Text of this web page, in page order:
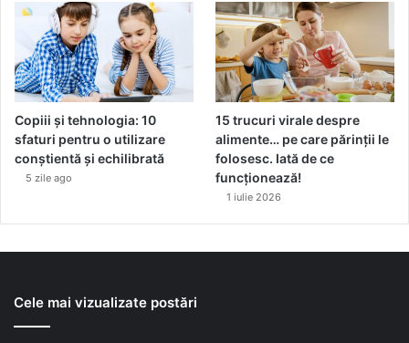
Copiii și tehnologia: 10
sfaturi pentru o utilizare
conștientă și echilibrată
5 zile ago
15 trucuri virale despre
alimente… pe care părinții le
folosesc. Iată de ce
funcționează!
1 iulie 2026
Cele mai vizualizate postări